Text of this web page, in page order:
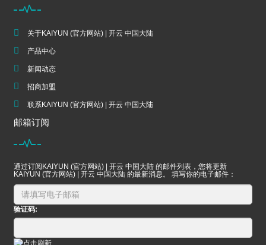
关于KAIYUN (官方网站) | 开云 中国大陆
产品中心
新闻动态
招商加盟
联系KAIYUN (官方网站) | 开云 中国大陆
邮箱订阅
通过订阅KAIYUN (官方网站) | 开云 中国大陆 的邮件列表，您将更新
KAIYUN (官方网站) | 开云 中国大陆 的最新消息。 填写你的电子邮件：
验证码: